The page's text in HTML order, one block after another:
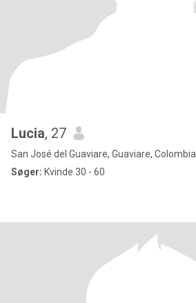
Lucia, 27
San José del Guaviare, Guaviare, Colombia
Søger: Kvinde 30 - 60